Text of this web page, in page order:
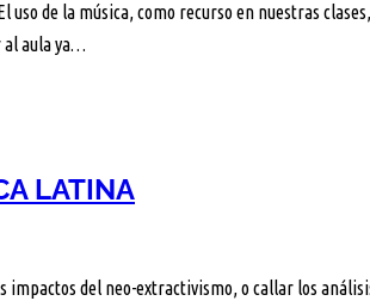
de la música, como recurso en nuestras
al aula ya…
LATINA
del neo-extractivismo, o callar los